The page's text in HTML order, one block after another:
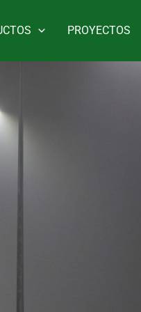
PROYECTOS